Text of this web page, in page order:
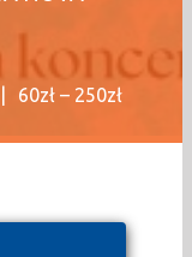
60zł – 250zł